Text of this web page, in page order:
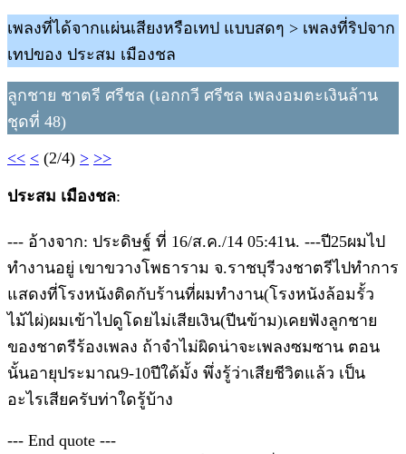
เพลงที่ได้จากแผ่นเสียงหรือเทป แบบสดๆ > เพลงที่ริปจาก
เทปของ ประสม เมืองชล
ลูกชาย ชาตรี ศรีชล (เอกกวี ศรีชล เพลงอมตะเงินล้าน
ชุดที่ 48)
<< < (2/4) > >>
ประสม เมืองชล:
--- อ้างจาก: ประดิษฐ์ ที่ 16/ส.ค./14 05:41น. ---ปี25ผมไป
ทำงานอยู่ เขาขวางโพธาราม จ.ราชบุรีวงชาตรีไปทำการ
แสดงที่โรงหนังติดกับร้านที่ผมทำงาน(โรงหนังล้อมรั้ว
ไม้ไผ่)ผมเข้าไปดูโดยไม่เสียเงิน(ปีนข้าม)เคยฟังลูกชาย
ของชาตรีร้องเพลง ถ้าจำไม่ผิดน่าจะเพลงซมซาน ตอน
นั้นอายุประมาณ9-10ปีใด้มั้ง พึ่งรู้ว่าเสียชีวิตแล้ว เป็น
อะไรเสียครับท่าใดรู้บ้าง
--- End quote ---